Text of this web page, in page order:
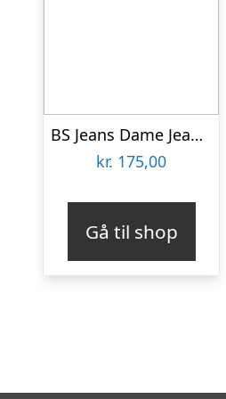
BS Jeans Dame Jeans Plus Size – Denim Dark Grey – 50
kr. 175,00
Gå til shop